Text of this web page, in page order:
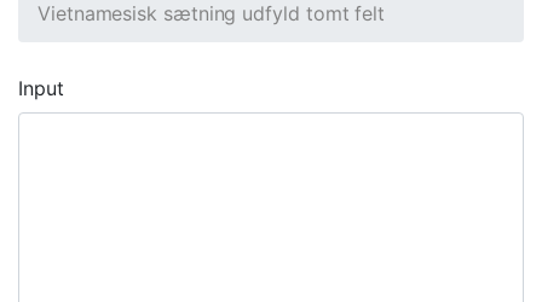
Vietnamesisk sætning udfyld tomt felt
Input